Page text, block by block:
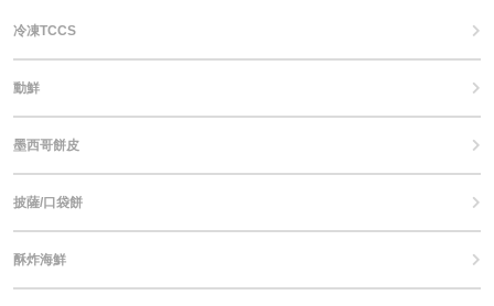
冷凍TCCS
動鮮
墨西哥餅皮
披薩/口袋餅
酥炸海鮮